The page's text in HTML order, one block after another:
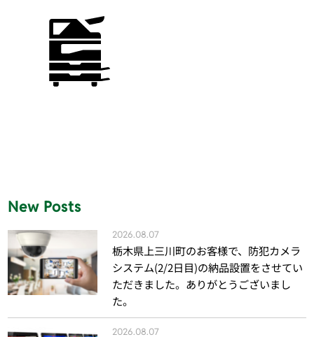
New Posts
2026.08.07
栃木県上三川町のお客様で、防犯カメラ
システム(2/2日目)の納品設置をさせてい
ただきました。ありがとうございまし
た。
2026.08.07